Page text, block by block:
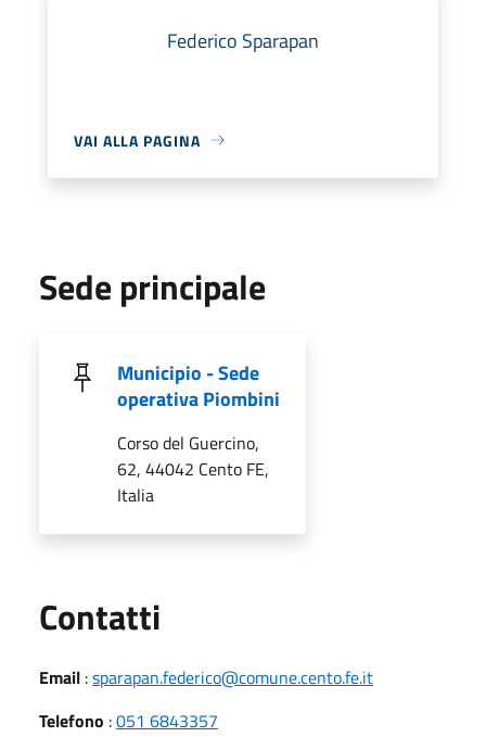
Federico Sparapan
VAI ALLA PAGINA
Sede principale
Municipio - Sede
operativa Piombini
Corso del Guercino,
62, 44042 Cento FE,
Italia
Contatti
Email :sparapan.federico@comune.cento.fe.it
Telefono :051 6843357